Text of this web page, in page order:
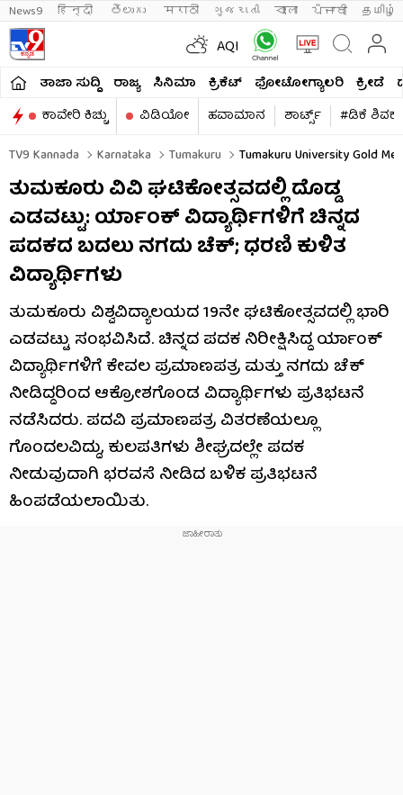
News9 हिन्दी తెలుగు मराठी ગુજરાતી বাংলা ਪੰਜਾਬੀ தமிழ்
AQI
ತಾಜಾ ಸುದ್ದಿ ರಾಜ್ಯ ಸಿನಿಮಾ ಕ್ರಿಕೆಟ್​ ಫೋಟೋಗ್ಯಾಲರಿ ಕ್ರೀಡೆ
ಕಾವೇರಿ ಕಿಚ್ಚು
ವಿಡಿಯೋ ಹವಾಮಾನ ಶಾರ್ಟ್ಸ್​
#ಡಿಕೆ
TV9 Kannada
Karnataka Tumakuru Tumakuru University Gold
ತುಮಕೂರು ವಿವಿ ಘಟಿಕೋತ್ಸವದಲ್ಲಿ ದೊಡ್ಡ
ಎಡವಟ್ಟು: ರ್ಯಾಂಕ್ ವಿದ್ಯಾರ್ಥಿಗಳಿಗೆ ಚಿನ್ನದ
ಪದಕದ ಬದಲು ನಗದು ಚೆಕ್; ಧರಣಿ ಕುಳಿತ
ವಿದ್ಯಾರ್ಥಿಗಳು
ತುಮಕೂರು ವಿಶ್ವವಿದ್ಯಾಲಯದ 19ನೇ ಘಟಿಕೋತ್ಸವದಲ್ಲಿ ಭಾರಿ
ಎಡವಟ್ಟು ಸಂಭವಿಸಿದೆ. ಚಿನ್ನದ ಪದಕ ನಿರೀಕ್ಷಿಸಿದ್ದ ರ್ಯಾಂಕ್
ವಿದ್ಯಾರ್ಥಿಗಳಿಗೆ ಕೇವಲ ಪ್ರಮಾಣಪತ್ರ ಮತ್ತು ನಗದು ಚೆಕ್
ನೀಡಿದ್ದರಿಂದ ಆಕ್ರೋಶಗೊಂಡ ವಿದ್ಯಾರ್ಥಿಗಳು ಪ್ರತಿಭಟನೆ
ನಡೆಸಿದರು. ಪದವಿ ಪ್ರಮಾಣಪತ್ರ ವಿತರಣೆಯಲ್ಲೂ
ಗೊಂದಲವಿದ್ದು, ಕುಲಪತಿಗಳು ಶೀಘ್ರದಲ್ಲೇ ಪದಕ
ನೀಡುವುದಾಗಿ ಭರವಸೆ ನೀಡಿದ ಬಳಿಕ ಪ್ರತಿಭಟನೆ
ಹಿಂಪಡೆಯಲಾಯಿತು.